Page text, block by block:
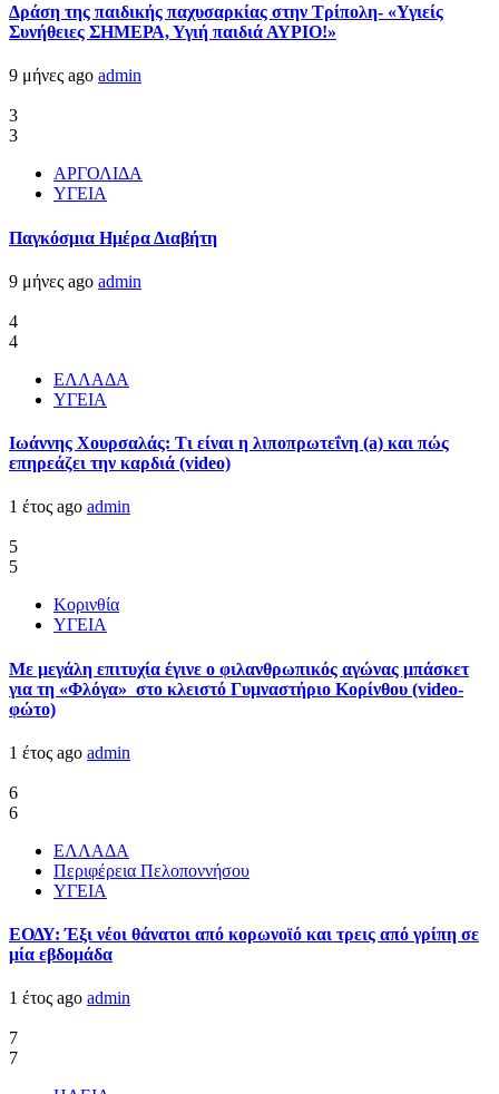
Δράση της παιδικής παχυσαρκίας στην Τρίπολη- «Υγιείς
Συνήθειες ΣΗΜΕΡΑ, Υγιή παιδιά ΑΥΡΙΟ!»
9 μήνες ago admin
3
3
ΑΡΓΟΛΙΔΑ
ΥΓΕΙΑ
Παγκόσμια Ημέρα Διαβήτη
9 μήνες ago admin
4
4
ΕΛΛΑΔΑ
ΥΓΕΙΑ
Ιωάννης Χουρσαλάς: Τι είναι η λιποπρωτεΐνη (a) και πώς
επηρεάζει την καρδιά (video)
1 έτος ago admin
5
5
Κορινθία
ΥΓΕΙΑ
Με μεγάλη επιτυχία έγινε ο φιλανθρωπικός αγώνας μπάσκετ
για τη «Φλόγα» στο κλειστό Γυμναστήριο Κορίνθου (video-
φώτο)
1 έτος ago admin
6
6
ΕΛΛΑΔΑ
Περιφέρεια Πελοποννήσου
ΥΓΕΙΑ
ΕΟΔΥ: Έξι νέοι θάνατοι από κορωνοϊό και τρεις από γρίπη σε
μία εβδομάδα
1 έτος ago admin
7
7